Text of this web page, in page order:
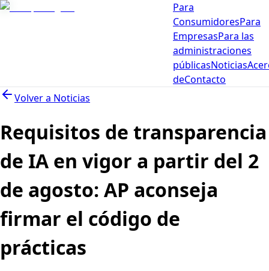
Para
ConsumidoresPara
EmpresasPara las
administraciones
públicasNoticias
deContacto
Volver a Noticias
Requisitos de transparencia
de IA en vigor a partir del 2
de agosto: AP aconseja
firmar el código de
prácticas